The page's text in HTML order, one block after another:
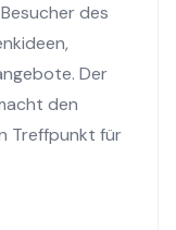
des
Der
den
Treffpunkt für